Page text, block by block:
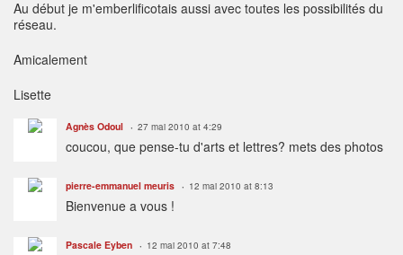
Au début je m'emberlificotais aussi avec toutes les possibilités du
réseau.
Amicalement
Lisette
Agnès Odoul 27 mai 2010 at 4:29
coucou, que pense-tu d'arts et lettres? mets des photos
pierre-emmanuel meuris 12 mai 2010 at 8:13
Bienvenue a vous !
Pascale Eyben 12 mai 2010 at 7:48